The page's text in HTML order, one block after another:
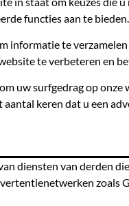
functies aan te bieden.
informatie te
te verbeteren en
uw surfgedrag op
keren dat u een
diensten van derden
zoals